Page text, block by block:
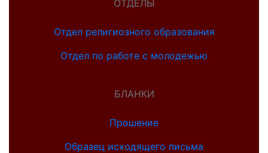
ОТДЕЛЫ
Отдел религиозного образования
Отдел по работе с молодежью
БЛАНКИ
Прошение
Образец исходящего письма